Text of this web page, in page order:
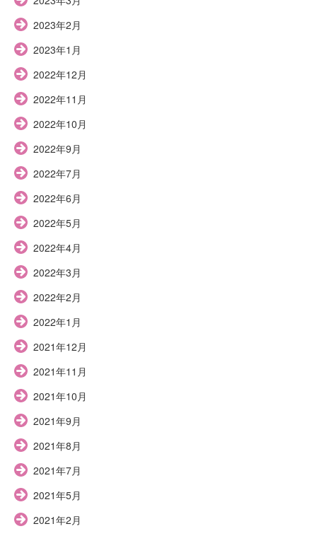
2023年2月
2023年1月
2022年12月
2022年11月
2022年10月
2022年9月
2022年7月
2022年6月
2022年5月
2022年4月
2022年3月
2022年2月
2022年1月
2021年12月
2021年11月
2021年10月
2021年9月
2021年8月
2021年7月
2021年5月
2021年2月